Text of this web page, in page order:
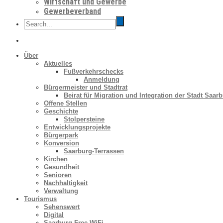
Gewerbeverband
Über
Aktuelles
Fußverkehrschecks
Anmeldung
Bürgermeister und Stadtrat
Beirat für Migration und Integration der Stadt
Offene Stellen
Geschichte
Stolpersteine
Entwicklungsprojekte
Bürgerpark
Konversion
Saarburg-Terrassen
Kirchen
Gesundheit
Senioren
Nachhaltigkeit
Verwaltung
Tourismus
Sehenswert
Digital